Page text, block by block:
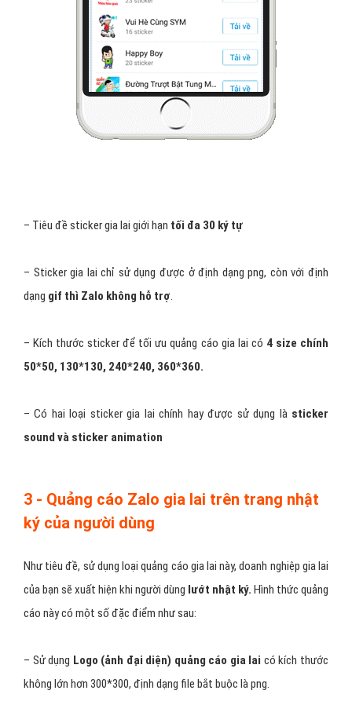
– Tiêu đề sticker gia lai giới hạn tối đa 30 ký tự
– Sticker gia lai chỉ sử dụng được ở định dạng png, còn với định
dạng gif thì Zalo không hỗ trợ
– Kích thước sticker để tối ưu quảng cáo gia lai có 4 size chính
50*50, 130*130, 240*240, 360*360.
– Có hai loại sticker gia lai chính hay được sử dụng là sticker
sound và sticker animation
3 - Quảng cáo Zalo gia lai trên trang nhật
ký của người dùng
Như tiêu đề, sử dụng loại quảng cáo gia lai này, doanh nghiệp gia lai
của bạn sẽ xuất hiện khi người dùng lướt nhật ký. Hình thức quảng
cáo này có một số đặc điểm như sau:
– Sử dụng Logo (ảnh đại diện) quảng cáo gia lai có kích thước
không lớn hơn 300*300, định dạng file bắt buộc là png.